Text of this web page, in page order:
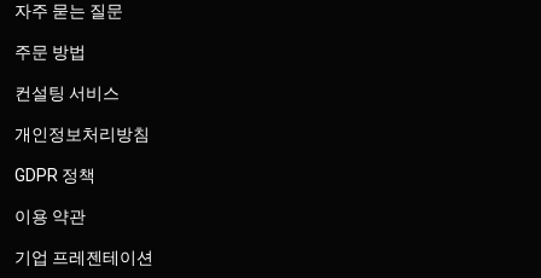
자주 묻는 질문
주문 방법
컨설팅 서비스
개인정보처리방침
GDPR 정책
이용 약관
기업 프레젠테이션